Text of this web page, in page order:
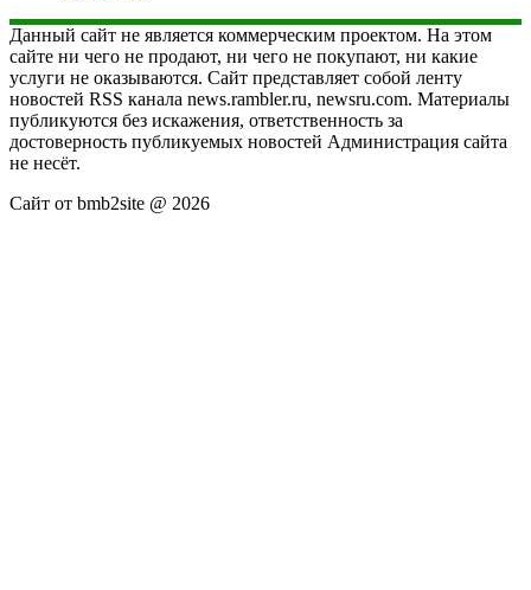
Данный сайт не является коммерческим проектом. На этом
сайте ни чего не продают, ни чего не покупают, ни какие
услуги не оказываются. Сайт представляет собой ленту
новостей RSS канала news.rambler.ru, newsru.com. Материалы
публикуются без искажения, ответственность за
достоверность публикуемых новостей Администрация сайта
не несёт.
Сайт от bmb2site @ 2026